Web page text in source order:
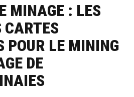
MINAGE : LES
CARTES
POUR LE MINING
DE